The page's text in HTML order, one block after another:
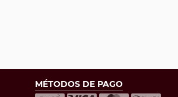
MÉTODOS DE PAGO